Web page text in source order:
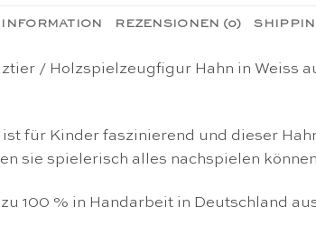
REZENSIONEN (0)
/ Holzspielzeugfigur Hahn in Weiss
für Kinder faszinierend und dieser
sie spielerisch alles nachspielen
100 % in Handarbeit in Deutschland